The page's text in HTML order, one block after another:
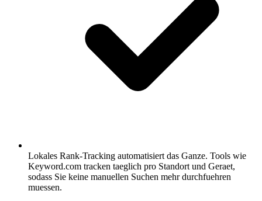
Lokales Rank-Tracking automatisiert das Ganze. Tools wie
Keyword.com tracken taeglich pro Standort und Geraet,
sodass Sie keine manuellen Suchen mehr durchfuehren
muessen.